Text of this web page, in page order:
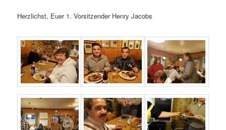
Herzlichst, Euer 1. Vorsitzender Henry Jacobs